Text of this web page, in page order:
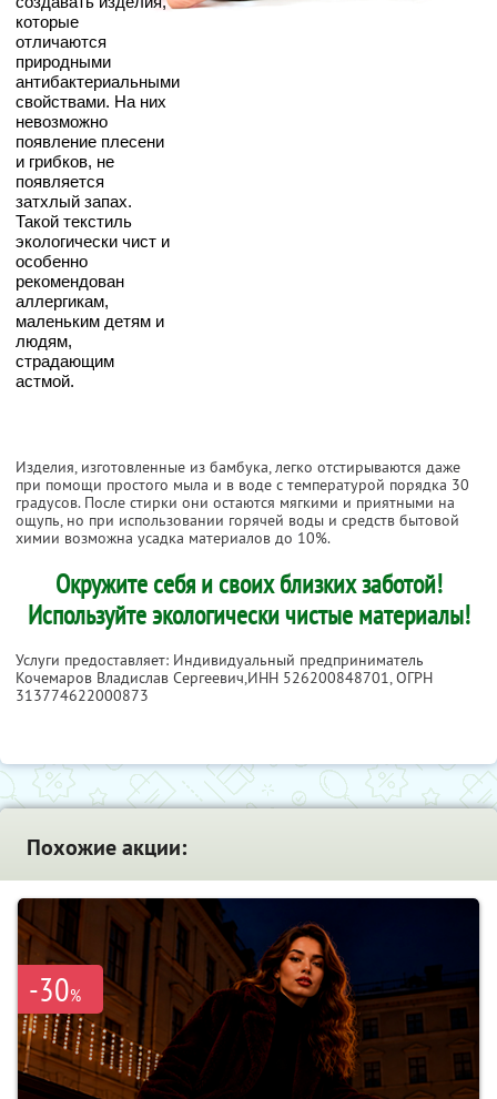
которые
отличаются
природными
антибактериальными
свойствами. На них
невозможно
появление плесени
и грибков, не
появляется
затхлый запах.
Такой текстиль
экологически чист и
особенно
рекомендован
аллергикам,
маленьким детям и
людям,
страдающим
астмой.
Изделия, изготовленные из бамбука, легко отстирываются даже
при помощи простого мыла и в воде с температурой порядка 30
градусов. После стирки они остаются мягкими и приятными на
ощупь, но при использовании горячей воды и средств бытовой
химии возможна усадка материалов до 10%.
Окружите себя и своих близких заботой!
Используйте экологически чистые материалы!
Услуги предоставляет: Индивидуальный предприниматель
Кочемаров Владислав Сергеевич,ИНН 526200848701, ОГРН
313774622000873
Похожие акции:
-30%